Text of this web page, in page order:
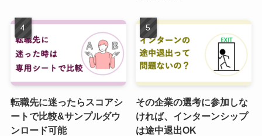
転職先に迷ったらスコアシ
ートで比較&サンプルダウ
ンロード可能
その企業の選考に参加しな
ければ、インターンシップ
は途中退出OK